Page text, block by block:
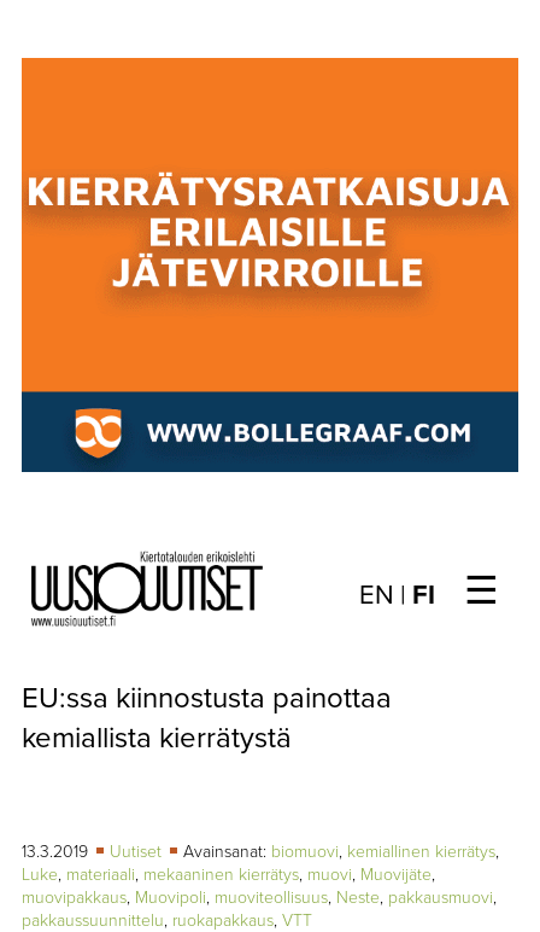
Choose
kieli:
EN | FI ☰
ARTIKKELIT
ARKISTO
TILAUSASIAT
EU:ssa kiinnostusta painottaa
kemiallista kierrätystä
13.3.2019 Uutiset Avainsanat: biomuovi, kemiallinen kierrätys,
Luke, materiaali, mekaaninen kierrätys, muovi, Muovijäte,
muovipakkaus, Muovipoli, muoviteollisuus, Neste, pakkausmuovi,
pakkaussuunnittelu, ruokapakkaus, VTT